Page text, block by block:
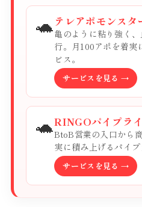
🐢 テレアポモンスタ
亀のように粘り強く
行。月100アポを着実
ビス。
サービスを見る →
🐢RINGOパイプラ
BtoB営業の入口から
実に積み上げるパイプ
サービスを見る →